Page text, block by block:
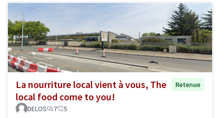
La nourriture local vient à vous, The
local food come to you!
Retenue
DELOS 7 5